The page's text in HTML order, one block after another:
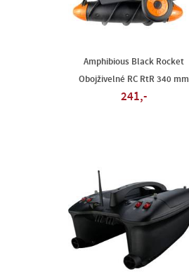
Amphibious Black Rocket
Obojživelné RC RtR 340 mm
241,-